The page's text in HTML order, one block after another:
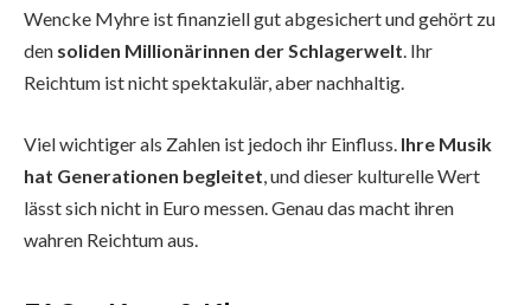
Wencke Myhre ist finanziell gut abgesichert und gehört zu
den soliden Millionärinnen der Schlagerwelt. Ihr
Reichtum ist nicht spektakulär, aber nachhaltig.
Viel wichtiger als Zahlen ist jedoch ihr Einfluss. Ihre Musik
hat Generationen begleitet, und dieser kulturelle Wert
lässt sich nicht in Euro messen. Genau das macht ihren
wahren Reichtum aus.